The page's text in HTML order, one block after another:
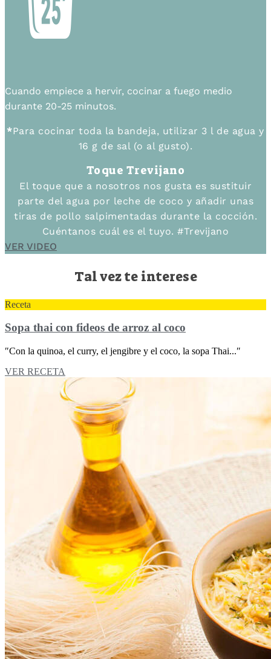
Cuando empiece a hervir, cocinar a fuego medio
durante 20-25 minutos.
*Para cocinar toda la bandeja, utilizar 3 l de agua y
16 g de sal (o al gusto).
Toque Trevijano
El toque que a nosotros nos gusta es sustituir
parte del agua por leche de coco y añadir unas
tiras de pollo salpimentadas durante la cocción.
Cuéntanos cuál es el tuyo. #Trevijano
VER VIDEO
Tal vez te interese
Receta
Sopa thai con fideos de arroz al coco
″Con la quinoa, el curry, el jengibre y el coco, la sopa Thai...″
VER RECETA